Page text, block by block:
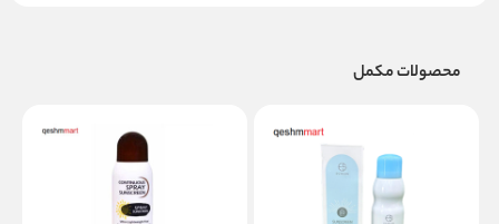
محصولات مکمل